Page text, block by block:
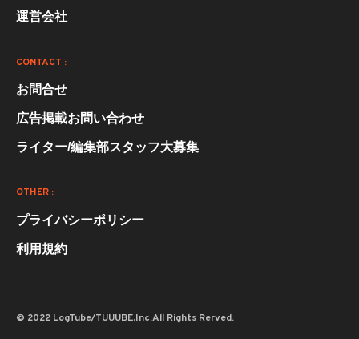
運営会社
CONTACT :
お問合せ
広告掲載お問い合わせ
ライター/編集部スタッフ大募集
OTHER :
プライバシーポリシー
利用規約
© 2022 LogTube/TUUUBE,Inc.All Rights Rerved.